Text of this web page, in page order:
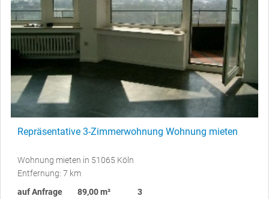
Repräsentative 3-Zimmerwohnung Wohnung mieten
Wohnung mieten in 51065 Köln
Entfernung: 7 km
auf Anfrage
89,00 m²
3